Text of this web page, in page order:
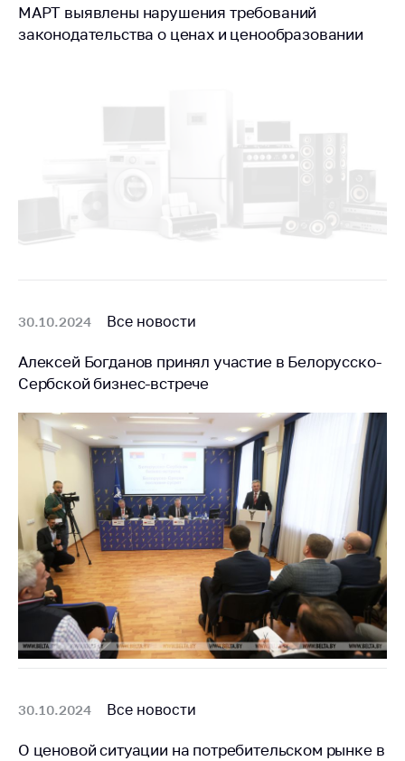
МАРТ выявлены нарушения требований
законодательства о ценах и ценообразовании
30.10.2024 Все новости
Алексей Богданов принял участие в Белорусско-
Сербской бизнес-встрече
30.10.2024 Все новости
О ценовой ситуации на потребительском рынке в